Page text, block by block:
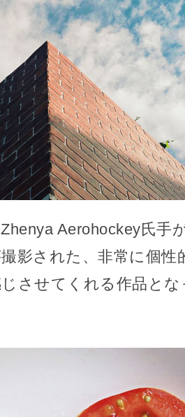
Aerohockey氏手
影された、非常に個性
させてくれる作品と